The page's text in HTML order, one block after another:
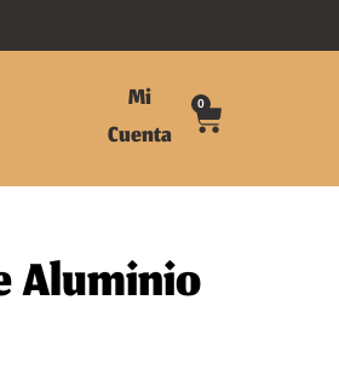
Mi
Cuenta
0
Aluminio